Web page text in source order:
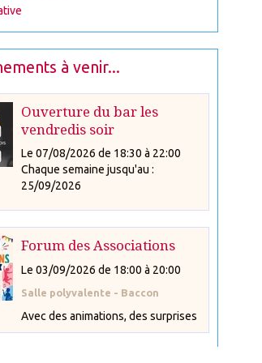
à venir...
Ouverture du bar les
vendredis soir
Le 07/08/2026 de 18:30 à 22:00
Chaque semaine jusqu'au :
25/09/2026
Forum des Associations
Le 03/09/2026 de 18:00 à 20:00
Salle polyvalente - Baccon
Avec des animations, des surprises